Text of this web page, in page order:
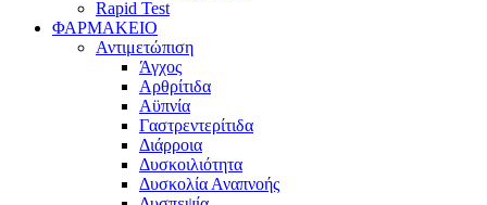
Rapid Test
ΦΑΡΜΑΚΕΙΟ
Αντιμετώπιση
Άγχος
Αρθρίτιδα
Αϋπνία
Γαστρεντερίτιδα
Διάρροια
Δυσκοιλιότητα
Δυσκολία Αναπνοής